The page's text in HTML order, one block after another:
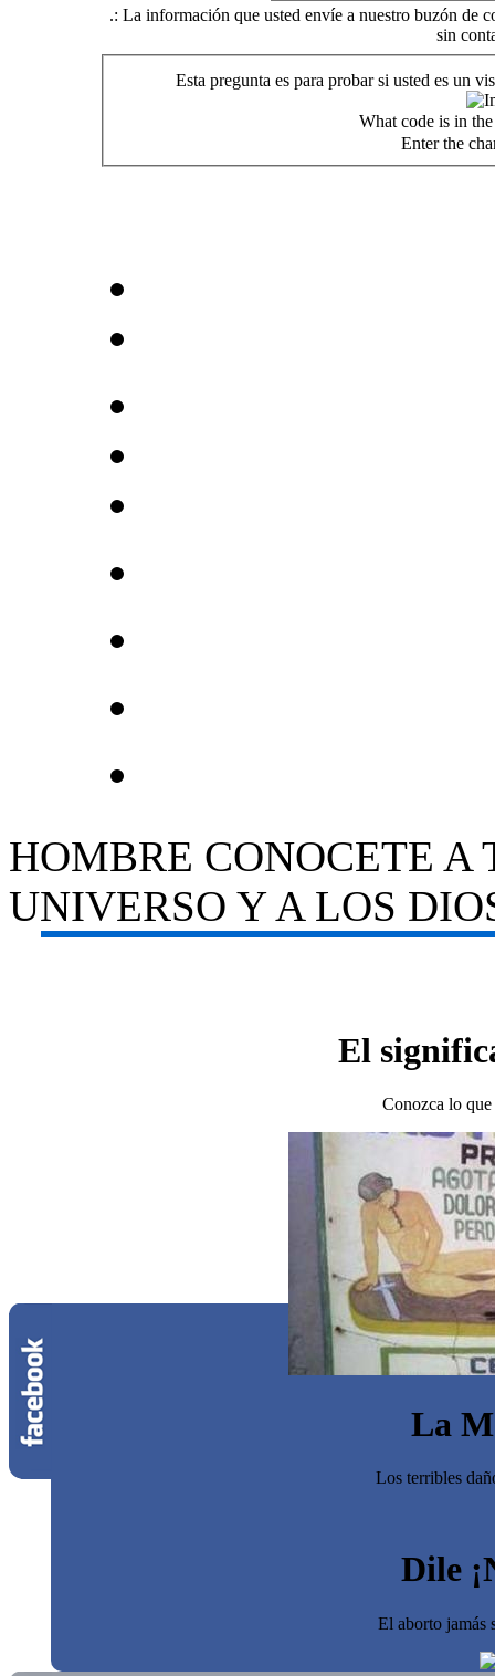
.: La información que usted envíe a nuestro buzón de
sin
Esta pregunta es para probar si usted es un
What code is in
Enter the
HOMBRE CONOCETE
UNIVERSO Y A LOS
El
Conozca lo
La
Los terribles
Dile
El aborto jamás